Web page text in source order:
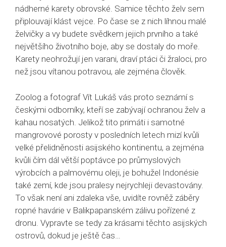
nádherné karety obrovské. Samice těchto želv sem
připlouvají klást vejce. Po čase se z nich líhnou malé
želvičky a vy budete svědkem jejich prvního a také
největšího životního boje, aby se dostaly do moře.
Karety neohrožují jen varani, draví ptáci či žraloci, pro
než jsou vítanou potravou, ale zejména člověk.
Zoolog a fotograf Vít Lukáš vás proto seznámí s
českými odborníky, kteří se zabývají ochranou želv a
kahau nosatých. Jelikož tito primáti i samotné
mangrovové porosty v posledních letech mizí kvůli
velké přelidněnosti asijského kontinentu, a zejména
kvůli čím dál větší poptávce po průmyslových
výrobcích a palmovému oleji, je bohužel Indonésie
také zemí, kde jsou pralesy nejrychleji devastovány.
To však není ani zdaleka vše, uvidíte rovněž záběry
ropné havárie v Balikpapanském zálivu pořízené z
dronu. Vypravte se tedy za krásami těchto asijských
ostrovů, dokud je ještě čas…